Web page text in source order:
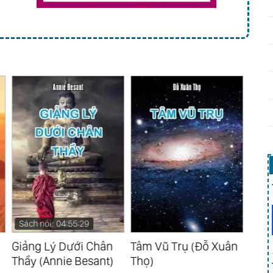
Tâm Vũ Trụ (Đỗ Xuân
Thọ)
Sách nói: 04:57:14
Thượng Đế Giảng
Chân Lý (Đạo Cao